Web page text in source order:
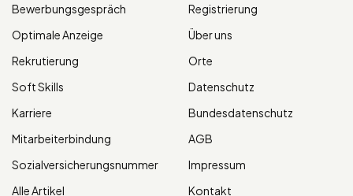
Bewerbungsgespräch
Optimale Anzeige
Rekrutierung
Soft Skills
Karriere
Mitarbeiterbindung
Sozialversicherungsnummer
Alle Artikel
Registrierung
Über uns
Orte
Datenschutz
Bundesdatenschutz
AGB
Impressum
Kontakt